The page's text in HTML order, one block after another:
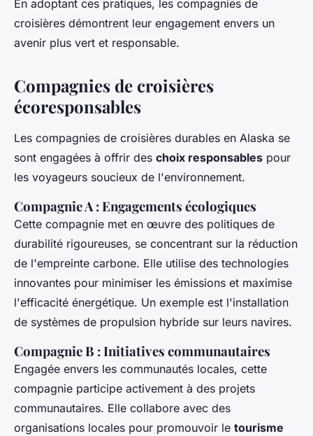
En adoptant ces pratiques, les compagnies de
croisières démontrent leur engagement envers un
avenir plus vert et responsable.
Compagnies de croisières
écoresponsables
Les compagnies de croisières durables en Alaska se
sont engagées à offrir des choix responsables pour
les voyageurs soucieux de l'environnement.
Compagnie A : Engagements écologiques
Cette compagnie met en œuvre des politiques de
durabilité rigoureuses, se concentrant sur la réduction
de l'empreinte carbone. Elle utilise des technologies
innovantes pour minimiser les émissions et maximise
l'efficacité énergétique. Un exemple est l'installation
de systèmes de propulsion hybride sur leurs navires.
Compagnie B : Initiatives communautaires
Engagée envers les communautés locales, cette
compagnie participe activement à des projets
communautaires. Elle collabore avec des
organisations locales pour promouvoir le tourisme